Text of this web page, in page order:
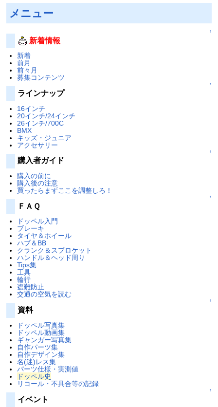
メニュー
↑
新着情報
新着
前月
前々月
募集コンテンツ
↑
ラインナップ
16インチ
20インチ/24インチ
26インチ/700C
BMX
キッズ・ジュニア
アクセサリー
↑
購入者ガイド
購入の前に
購入後の注意
買ったらまずここを調整しろ！
↑
ＦＡＱ
ドッペル入門
ブレーキ
タイヤ＆ホイール
ハブ＆BB
クランク＆スプロケット
ハンドル＆ヘッド周り
Tips集
工具
輪行
盗難防止
交通の空気を読む
↑
資料
ドッペル写真集
ドッペル動画集
ギャンガー写真集
自作パーツ集
自作デザイン集
名(迷)レス集
パーツ仕様・実測値
ドッペル史
リコール・不具合等の記録
↑
イベント